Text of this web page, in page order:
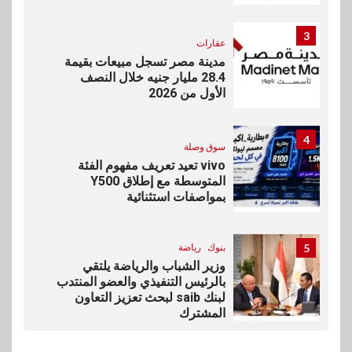
3
عقارات
مدينة مصر تسجل مبيعات بقيمة
28.4 مليار جنيه خلال النصف
الأول من 2026
4
سوق وصلة
vivo تعيد تعريف مفهوم الفئة
المتوسطة مع إطلاق Y500
بمواصفات استثنائية
5 بنوك رياضة
وزير الشباب والرياضة يلتقي
بالرئيس التنفيذي والعضو المنتدب
لبنك saib لبحث تعزيز التعاون
المشترك